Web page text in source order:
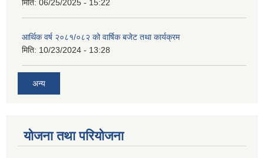
मिति: 06/25/2025 - 15:22
आर्थिक वर्ष २०८१/०८२ को वार्षिक बजेट तथा कार्यक्रम
मिति: 10/23/2024 - 13:28
अन्य
योजना तथा परियोजना